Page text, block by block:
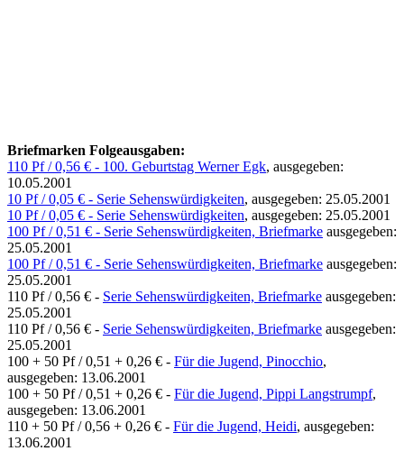
Briefmarken Folgeausgaben:
110 Pf / 0,56 € - 100. Geburtstag Werner Egk, ausgegeben:
10.05.2001
10 Pf / 0,05 € - Serie Sehenswürdigkeiten, ausgegeben: 25.05.2001
10 Pf / 0,05 € - Serie Sehenswürdigkeiten, ausgegeben: 25.05.2001
100 Pf / 0,51 € - Serie Sehenswürdigkeiten, Briefmarke ausgegeben:
25.05.2001
100 Pf / 0,51 € - Serie Sehenswürdigkeiten, Briefmarke ausgegeben:
25.05.2001
110 Pf / 0,56 € - Serie Sehenswürdigkeiten, Briefmarke ausgegeben:
25.05.2001
110 Pf / 0,56 € - Serie Sehenswürdigkeiten, Briefmarke ausgegeben:
25.05.2001
100 + 50 Pf / 0,51 + 0,26 € - Für die Jugend, Pinocchio,
ausgegeben: 13.06.2001
100 + 50 Pf / 0,51 + 0,26 € - Für die Jugend, Pippi Langstrumpf,
ausgegeben: 13.06.2001
110 + 50 Pf / 0,56 + 0,26 € - Für die Jugend, Heidi, ausgegeben:
13.06.2001